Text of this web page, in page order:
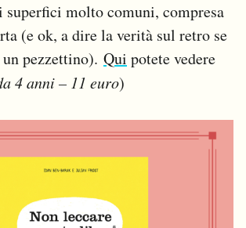
molto comuni, compresa
(e ok, a dire la verità sul retro se
pezzettino). Qui potete vedere
4 anni – 11 euro)